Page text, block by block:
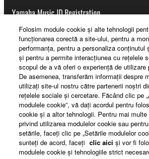
Yamaha Music ID Registration
About Yamaha
România - English
Business
Folosim module cookie şi alte tehnologii
funcţionarea corectă a site-ului, pentru a
performanţa, pentru a personaliza conţinutul
şi pentru a permite interacţiunea cu reţelele
scopul de a vă oferi o experienţă de utilizare
De asemenea, transferăm informaţii despre
utilizaţi site-ul nostru către partenerii noştri
reţelele sociale şi cercetare. Făcând clic pe
modulele cookie”, vă daţi acordul pentru
cookie şi a altor tehnologii. Pentru mai
privind utilizarea modulelor cookie sau
setările, faceţi clic pe „Setările modulelor
sunteţi de acord, faceţi clic aici şi vor fi
modulele cookie şi tehnologiile strict